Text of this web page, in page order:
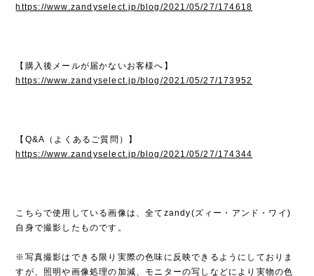
https://www.zandyselect.jp/blog/2021/05/27/174618
【購入後メールが届かないお客様へ】
https://www.zandyselect.jp/blog/2021/05/27/173952
【Q&A（よくあるご質問）】
https://www.zandyselect.jp/blog/2021/05/27/174344
こちらで使用している画像は、全てzandy(ズィー・アンド・ワイ)
自身で撮影したものです。
※写真撮影はできる限り実際の色味に反映できるようにしておりま
すが、照明や画像処理の加減、モニターの写しなどにより実物の色